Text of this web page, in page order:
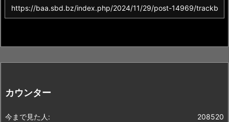
カウンター
208520
今まで見た人: